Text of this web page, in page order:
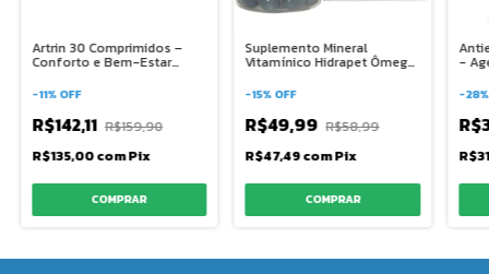
Artrin 30 Comprimidos –
Conforto e Bem-Estar
-11% OFF
R$142,11 R$159,90
R$135,00comPix
Suplemento Mineral
Vitamínico Hidrapet Ômega
-15% OFF
R$49,99 R$58,99
R$47,49comPix
-
-28